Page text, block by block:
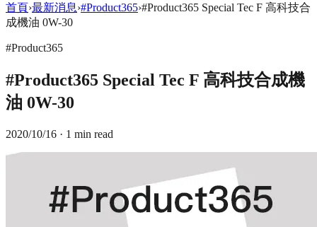
首頁›最新消息›#Product365›#Product365 Special Tec F 高科技合
成機油 0W-30
#Product365
#Product365 Special Tec F 高科技合成機
油 0W-30
2020/10/16 · 1 min read